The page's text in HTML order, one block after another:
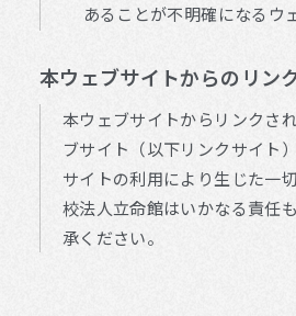
あることが不明確になるウ
本ウェブサイトからのリン
本ウェブサイトからリンクさ
ブサイト（以下リンクサイト
サイトの利用により生じた一
校法人立命館はいかなる責任
承ください。